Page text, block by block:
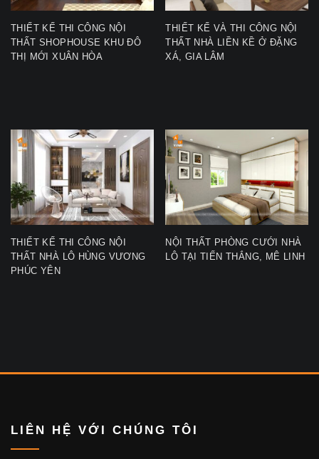
THIẾT KẾ THI CÔNG NỘI
THẤT SHOPHOUSE KHU ĐÔ
THỊ MỚI XUÂN HÒA
THIẾT KẾ VÀ THI CÔNG NỘI
THẤT NHÀ LIỀN KỀ Ở ĐẶNG
XÁ, GIA LÂM
THIẾT KẾ THI CÔNG NỘI
THẤT NHÀ LÔ HÙNG VƯƠNG
PHÚC YÊN
NỘI THẤT PHÒNG CƯỚI NHÀ
LÔ TẠI TIẾN THẮNG, MÊ LINH
LIÊN HỆ VỚI CHÚNG TÔI